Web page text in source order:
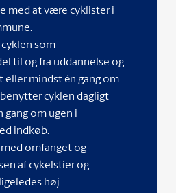
med at være cyklister i
som
til og fra uddannelse og
eller mindst én gang om
benytter cyklen dagligt
gang om ugen i
indkøb.
med omfanget og
af cykelstier og
høj.